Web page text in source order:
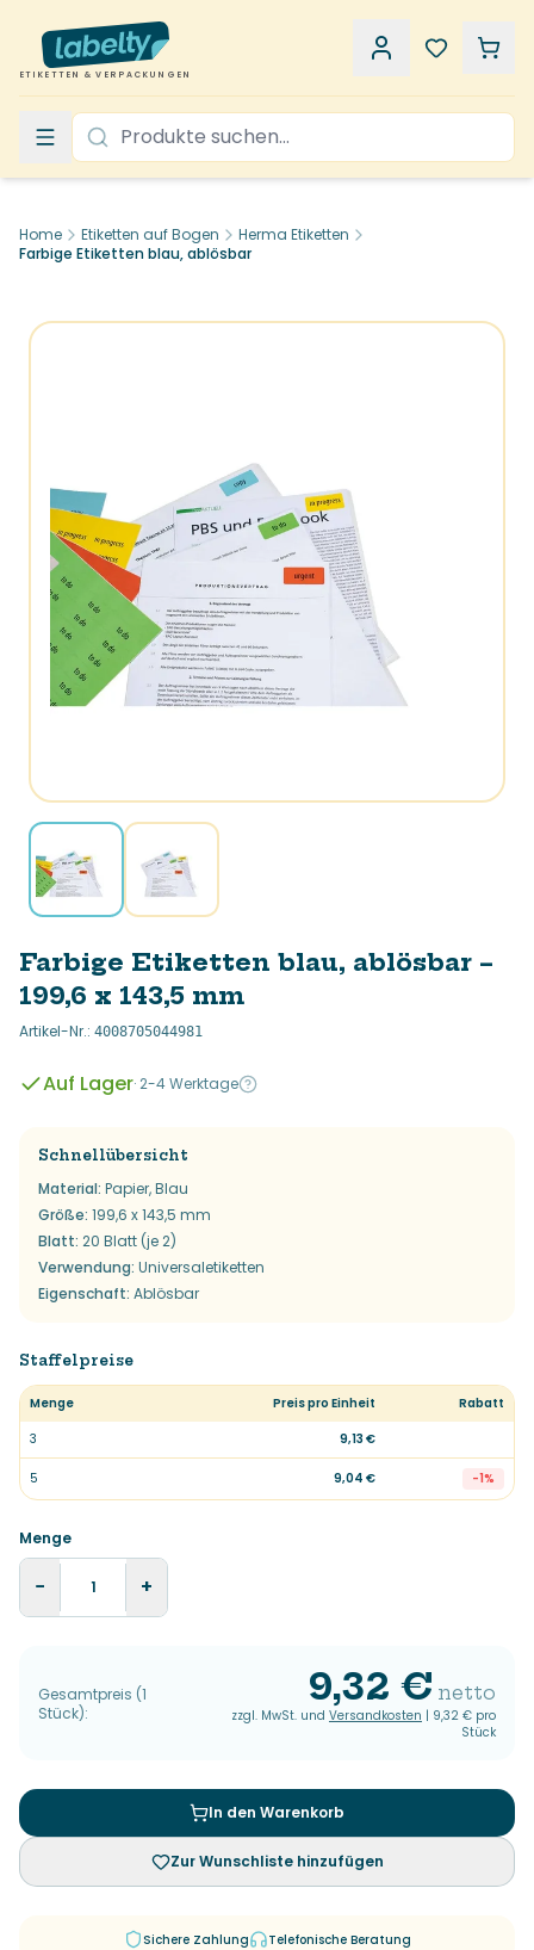
ETIKETTEN & VERPACKUNGEN
Home Etiketten auf Bogen
Herma Etiketten
Farbige Etiketten blau, ablösbar
Farbige Etiketten blau, ablösbar –
199,6 x 143,5 mm
Artikel-Nr.: 4008705044981
Auf Lager· 2-4 Werktage
Schnellübersicht
Material: Papier, Blau
Größe: 199,6 x 143,5 mm
Blatt: 20 Blatt (je 2)
Verwendung: Universaletiketten
Eigenschaft: Ablösbar
Staffelpreise
Menge Preis pro Einheit
Rabatt
3
9,13 €
5 9,04 € -1%
Menge
− +
Gesamtpreis (1
Stück):
9,32 € netto
zzgl. MwSt. und Versandkosten | 9,32 € pro
Stück
In den Warenkorb
Zur Wunschliste hinzufügen
Sichere Zahlung Telefonische Beratung